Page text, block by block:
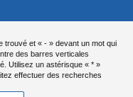
trouvé et « - » devant un mot qui
des barres verticales
Utilisez un astérisque « * »
effectuer des recherches